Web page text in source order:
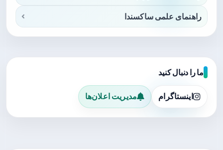
راهنمای علمی ساکسندا
ما را دنبال کنید
اینستاگرام مدیریت اعلان‌ها